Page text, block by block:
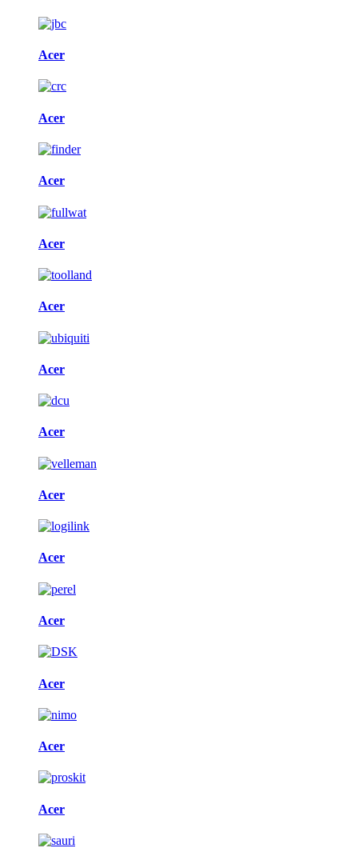
Acer
Acer
Acer
Acer
Acer
Acer
Acer
Acer
Acer
Acer
Acer
Acer
Acer